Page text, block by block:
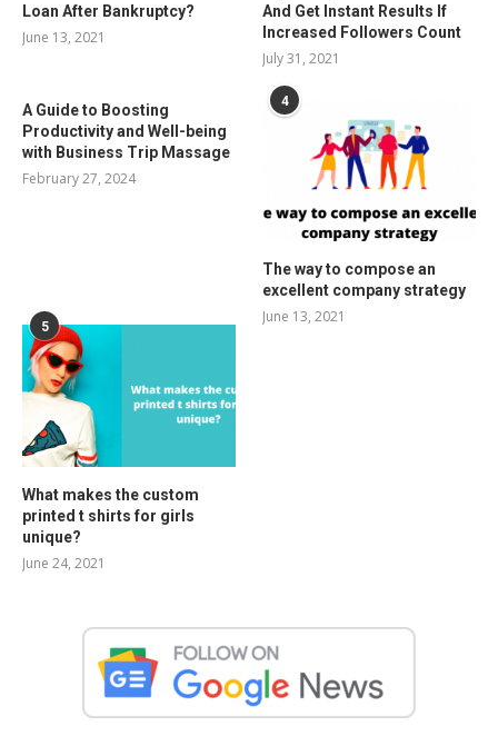
Loan After Bankruptcy?
June 13, 2021
And Get Instant Results If
Increased Followers Count
July 31, 2021
A Guide to Boosting
Productivity and Well-being
with Business Trip Massage
February 27, 2024
4
The way to compose an
excellent company strategy
June 13, 2021
5
What makes the custom
printed t shirts for girls
unique?
June 24, 2021